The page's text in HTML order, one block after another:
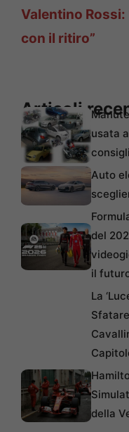
Valentino Rossi:
con il ritiro”
Articoli
usata
Auto
del
il
La
della